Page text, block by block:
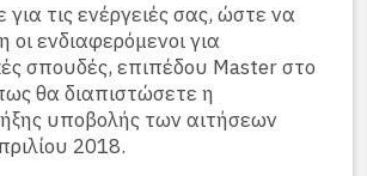
τις ενέργειές σας, ώστε να
ενδιαφερόμενοι για
σπουδές, επιπέδου Master στο
θα διαπιστώσετε η
υποβολής των αιτήσεων
2018.